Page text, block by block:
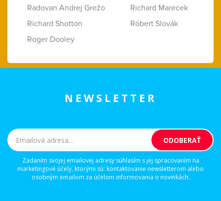
Radovan Andrej Grežo
Richard Marecek
Richard Shotton
Róbert Slovák
Roger Dooley
NEWSLETTER
Zadaním svojej emailovej adresy súhlasím s jej spracovaním na
marketingové účely, ktorými sú: kontaktovanie newsletterom alebo
osobným emailom za účelom informovania o novinkách.